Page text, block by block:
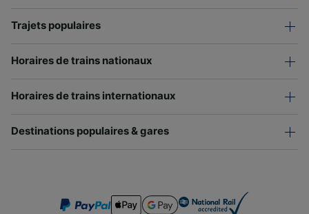
Trajets populaires
Horaires de trains nationaux
Horaires de trains internationaux
Destinations populaires & gares